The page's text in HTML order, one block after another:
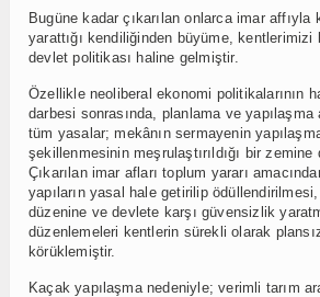
Bugüne kadar çıkarılan onlarca imar affıyla
yarattığı kendiliğinden büyüme,
devlet politikası haline gelmiştir.
Özellikle neoliberal ekonomi politikalarının
darbesi sonrasında, planlama ve yapılaşma
tüm yasalar; mekânın sermayenin
şekillenmesinin meşrulaştırıldığı bir zemine
Çıkarılan imar afları toplum yararı
yapıların yasal hale getirilip
düzenine ve devlete karşı güvensizlik
düzenlemeleri kentlerin sürekli olarak
körüklemiştir.
Kaçak yapılaşma nedeniyle; verimli tarım